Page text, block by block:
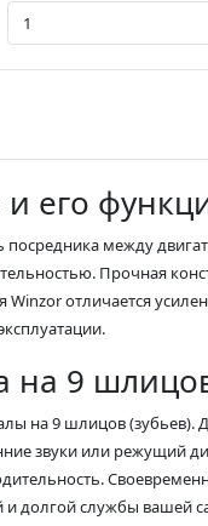
и его
между
Прочная
Winzor отличается
на 9
на 9 шлицов
звуки или режущий
долгой службы вашей